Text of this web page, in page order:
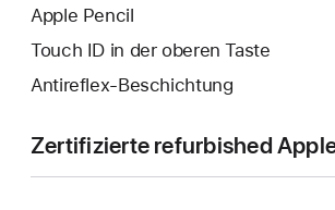
Apple Pencil
Touch ID in der oberen Taste
Antireflex-Beschichtung
Zertifizierte refurbished